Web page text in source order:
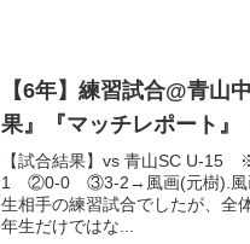
【6年】練習試合@青山
果』『マッチレポート』
【試合結果】vs 青山SC U-
1 ②0-0 ③3-2→風画(元樹).風
生相手の練習試合でしたが、全
年生だけではな...